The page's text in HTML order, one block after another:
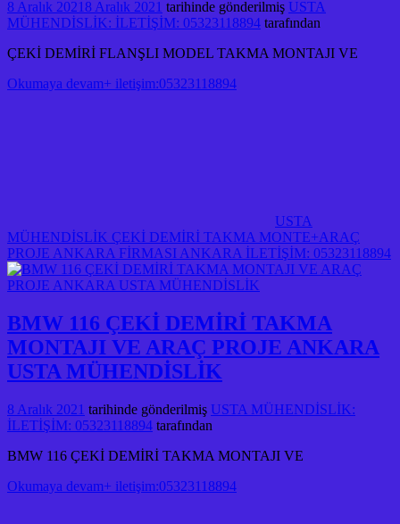
8 Aralık 2021 8 Aralık 2021 tarihinde gönderilmiş USTA
MÜHENDİSLİK: İLETİŞİM: 05323118894 tarafından
ÇEKİ DEMİRİ FLANŞLI MODEL TAKMA MONTAJI VE
Okumaya devam+ iletişim:05323118894
USTA
MÜHENDİSLİK ÇEKİ DEMİRİ TAKMA MONTE+ARAÇ
PROJE ANKARA FİRMASI ANKARA İLETİŞİM: 05323118894
BMW 116 ÇEKİ DEMİRİ TAKMA
MONTAJI VE ARAÇ PROJE ANKARA
USTA MÜHENDİSLİK
8 Aralık 2021 tarihinde gönderilmiş USTA MÜHENDİSLİK:
İLETİŞİM: 05323118894 tarafından
BMW 116 ÇEKİ DEMİRİ TAKMA MONTAJI VE
Okumaya devam+ iletişim:05323118894